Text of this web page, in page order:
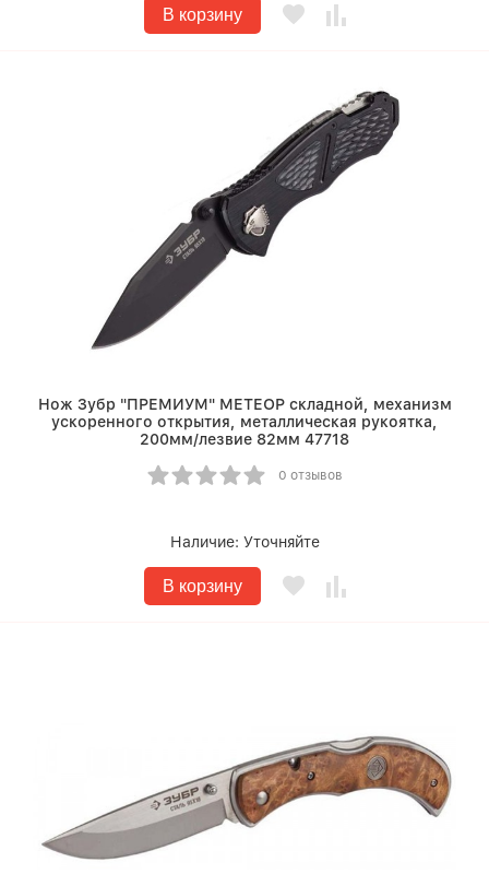
В корзину
Нож Зубр "ПРЕМИУМ" МЕТЕОР складной, механизм
ускоренного открытия, металлическая рукоятка,
200мм/лезвие 82мм 47718
0 отзывов
Наличие: Уточняйте
В корзину